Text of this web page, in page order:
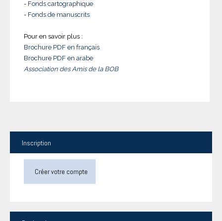
- Fonds cartographique
- Fonds de manuscrits
Pour en savoir plus :
Brochure PDF en français
Brochure PDF en arabe
Association des Amis de la BOB
Inscription
Créer votre compte